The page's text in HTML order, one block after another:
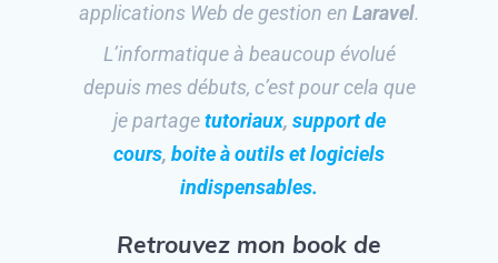
applications Web de gestion en Laravel.
L’informatique à beaucoup évolué
depuis mes débuts, c’est pour cela que
je partagetutoriaux, support de
cours, boite à outils et logiciels
indispensables.
Retrouvez mon book de